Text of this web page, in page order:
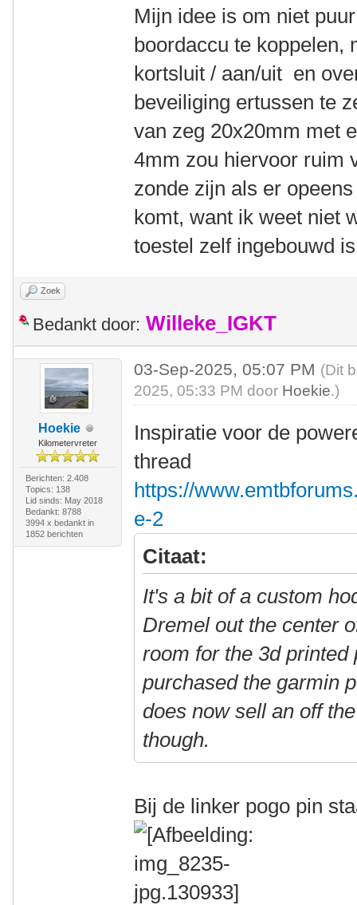
Mijn idee is om niet
boordaccu te koppelen,
kortsluit / aan/uit en
beveiliging ertussen te
van zeg 20x20mm met
4mm zou hiervoor ruim
zonde zijn als er
komt, want ik weet niet
toestel zelf ingebouwd
Zoek
Bedankt door: Willeke_IGKT
Hoekie
Kilometervreter
Berichten: 2.408
Topics: 138
Lid sinds: May 2018
Bedankt: 8788
3994 x bedankt in
1852 berichten
03-Sep-2025, 05:07 PM (Dit
2025, 05:33 PM door Hoekie.)
Inspiratie voor de
thread
https://
e-2
Citaat:
It's a bit of a custom
Dremel out the center
room for the 3d printed
purchased the garmin
does now sell an off
though.
Bij de linker pogo pin